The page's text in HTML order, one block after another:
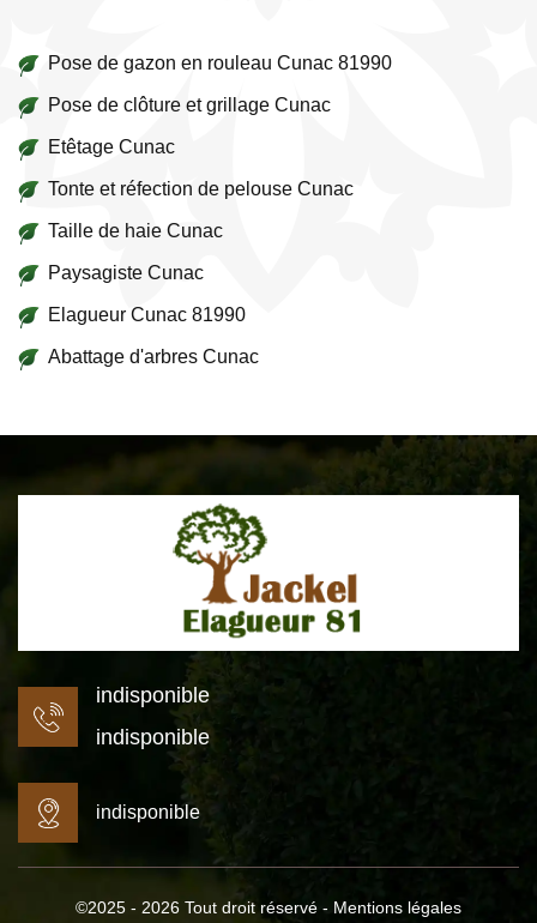
Pose de gazon en rouleau Cunac 81990
Pose de clôture et grillage Cunac
Etêtage Cunac
Tonte et réfection de pelouse Cunac
Taille de haie Cunac
Paysagiste Cunac
Elagueur Cunac 81990
Abattage d'arbres Cunac
indisponible
indisponible
indisponible
©2025 - 2026 Tout droit réservé - Mentions légales